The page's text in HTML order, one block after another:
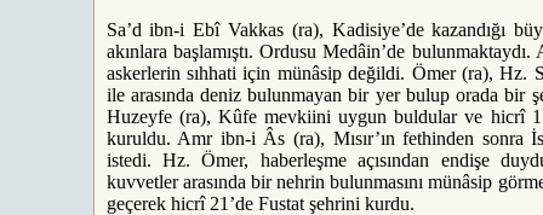
Sa’d ibn-i Ebî Vakkas (ra), Kadisiye’de kazandığı
akınlara başlamıştı. Ordusu Medâin’de
askerlerin sıhhati için münâsip değildi. Ömer (ra), Hz.
ile arasında deniz bulunmayan bir yer bulup orada bir
Huzeyfe (ra), Kûfe mevkiini uygun buldular ve hicrî
kuruldu. Amr ibn-i Âs (ra), Mısır’ın fethinden sonra
istedi. Hz. Ömer, haberleşme açısından endişe
kuvvetler arasında bir nehrin bulunmasını münâsip
geçerek hicrî 21’de Fustat şehrini kurdu.